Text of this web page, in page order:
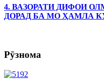
4. ВАЗОРАТИ ДИФОИ
ДОРАД БА МО ҲАМЛА
Рӯзнома